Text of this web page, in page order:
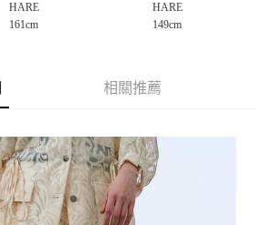
台灣大哥大用戶可立即使用無須另外申請。
期」，訂單成立後會自動跳轉到大哥付的交易
費用金額請依後續交易確認頁面所載為準。
往確認交易或遇審核未通過，訂單將自動取
狀況，表示未達大哥付你分期系統評分，恕無
「大哥付你分期」於每月結算日後寄送繳費提
可選擇「超商條碼／台灣大直營門市／銀行轉
」等通路繳費。
後，再付款。
流程】
先享後付」後，將跳轉至「AFTEE先享後付」
認金額後，即可完成結帳。
到繳費通知簡訊。
以上)免運費
以上)免運費
HARE
161cm
HARE
149cm
相關推薦